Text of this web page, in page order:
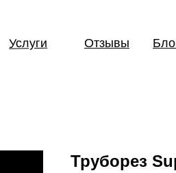
Услуги Отзывы
Труборез